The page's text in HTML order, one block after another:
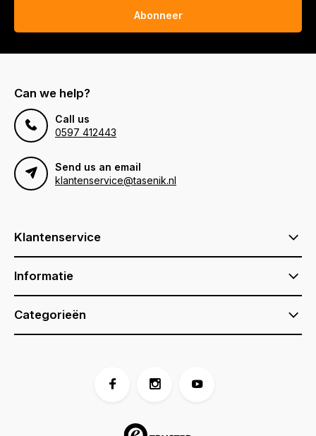
Abonneer
Can we help?
Call us
0597 412443
Send us an email
klantenservice@tasenik.nl
Klantenservice
Informatie
Categorieën